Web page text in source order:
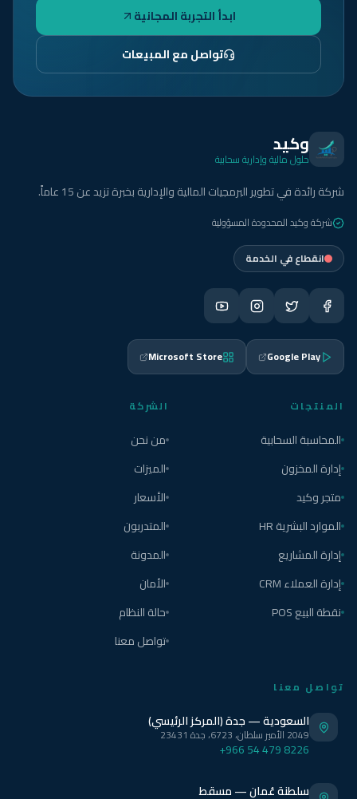
ابدأ التجربة المجانية
تواصل مع المبيعات
وكيد
حلول مالية وإدارية سحابية
شركة رائدة في تطوير البرمجيات المالية والإدارية بخبرة تزيد عن 15 عاماً.
شركة وكيد المحدودة المسؤولية
انقطاع في الخدمة
Google Play
Microsoft Store
المنتجات
المحاسبة السحابية
إدارة المخزون
متجر وكيد
الموارد البشرية HR
إدارة المشاريع
إدارة العملاء CRM
نقطة البيع POS
الشركة
من نحن
الميزات
الأسعار
المتدربون
المدونة
الأمان
حالة النظام
تواصل معنا
تواصل معنا
السعودية — جدة (المركز الرئيسي)
2049 الأمير سلطان، 6723، جدة 23431
+966 54 479 8226
سلطنة عُمان — مسقط